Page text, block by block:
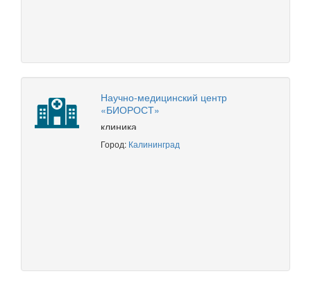
Научно-медицинский центр
«БИОРОСТ»
клиника
Город: Калининград